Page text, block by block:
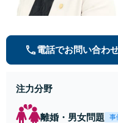
電話でお問い合わ
注力分野
離婚・男女問題 事